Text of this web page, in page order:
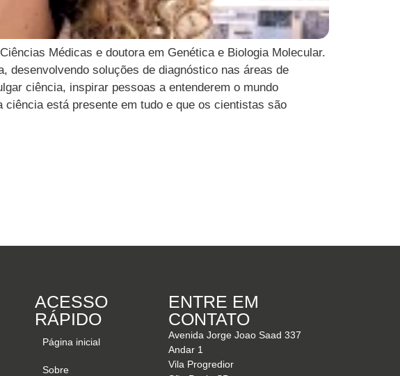
Médicas e doutora em Genética e Biologia Molecular.
desenvolvendo soluções de diagnóstico nas áreas de
ciência, inspirar pessoas a entenderem o mundo
está presente em tudo e que os cientistas são
ACESSO
RÁPIDO
Página inicial
Sobre
ENTRE EM
CONTATO
Avenida Jorge Joao Saad 337
Andar 1
Vila Progredior